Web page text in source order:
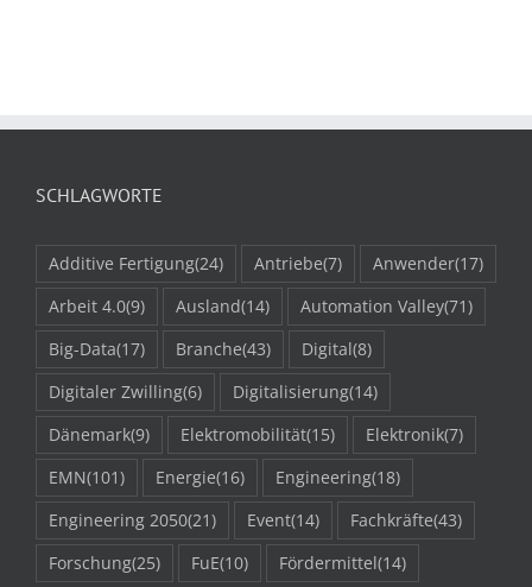
SCHLAGWORTE
Additive Fertigung(24) Antriebe(7) Anwender(17)
Arbeit 4.0(9) Ausland(14) Automation Valley(71)
Big-Data(17) Branche(43) Digital(8)
Digitaler Zwilling(6) Digitalisierung(14)
Dänemark(9) Elektromobilität(15) Elektronik(7)
EMN(101) Energie(16) Engineering(18)
Engineering 2050(21) Event(14) Fachkräfte(43)
Forschung(25) FuE(10) Fördermittel(14)